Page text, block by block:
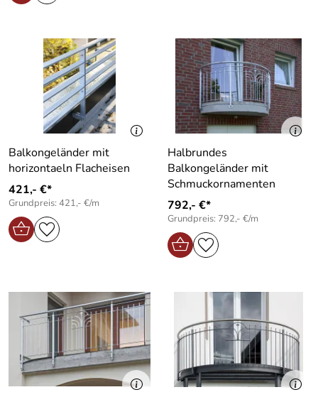
Balkongeländer mit
horizontaeln Flacheisen
421,- €*
Grundpreis: 421,- €/m
Halbrundes
Balkongeländer mit
Schmuckornamenten
792,- €*
Grundpreis: 792,- €/m